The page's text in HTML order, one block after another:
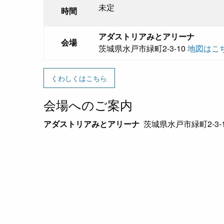
時間 未定
会場
アダストリアみとアリーナ
茨城県水戸市緑町2-3-10 地図はこ
くわしくはこちら
会場へのご案内
アダストリアみとアリーナ 茨城県水戸市緑町2-3-